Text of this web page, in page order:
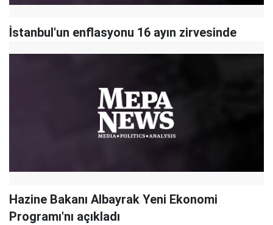
İstanbul'un enflasyonu 16 ayın zirvesinde
Hazine Bakanı Albayrak Yeni Ekonomi
Programı'nı açıkladı